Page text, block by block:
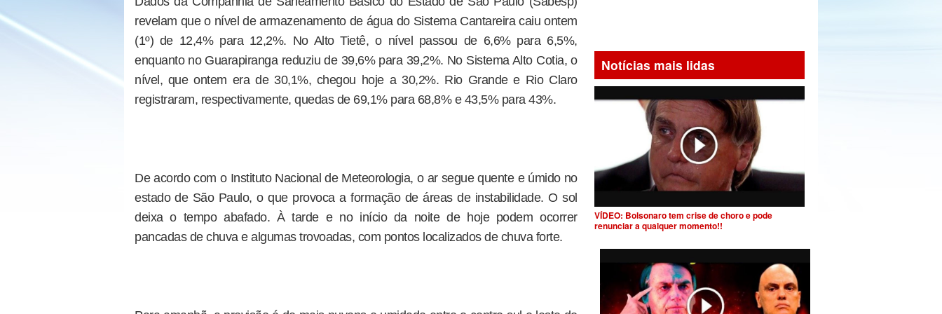
revelam que o nível de armazenamento de água do Sistema Cantareira caiu ontem
(1º) de 12,4% para 12,2%. No Alto Tietê, o nível passou de 6,6% para 6,5%,
enquanto no Guarapiranga reduziu de 39,6% para 39,2%. No Sistema Alto Cotia, o
nível, que ontem era de 30,1%, chegou hoje a 30,2%. Rio Grande e Rio Claro
registraram, respectivamente, quedas de 69,1% para 68,8% e 43,5% para 43%.
De acordo com o Instituto Nacional de Meteorologia, o ar segue quente e úmido no
estado de São Paulo, o que provoca a formação de áreas de instabilidade. O sol
deixa o tempo abafado. À tarde e no início da noite de hoje podem ocorrer
pancadas de chuva e algumas trovoadas, com pontos localizados de chuva forte.
Notícias mais lidas
VÍDEO: Bolsonaro tem crise de choro e pode
renunciar a qualquer momento!!